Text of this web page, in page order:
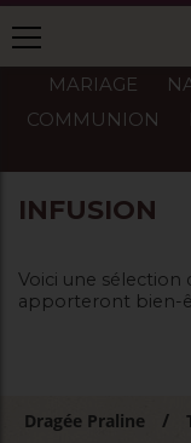
MARIAGE
COMMUNION
INFUSION
Voici une sélection
apporteront bien-
Dragée Praline